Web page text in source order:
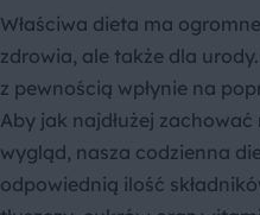
Właściwa dieta ma
zdrowia, ale także dla
z pewnością wpłynie na
Aby jak najdłużej
wygląd, nasza codzienna
odpowiednią ilość